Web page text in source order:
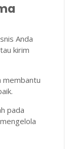
Anda
kirim
membantu
pada